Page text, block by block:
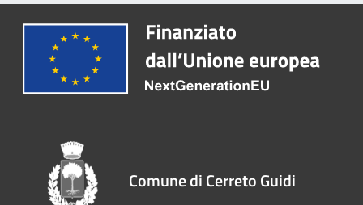
Comune di Cerreto Guidi